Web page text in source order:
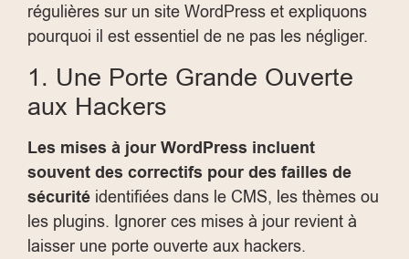
régulières sur un site WordPress et expliquons
pourquoi il est essentiel de ne pas les négliger.
1. Une Porte Grande Ouverte
aux Hackers
Les mises à jour WordPress incluent
souvent des correctifs pour des failles de
sécurité identifiées dans le CMS, les thèmes ou
les plugins. Ignorer ces mises à jour revient à
laisser une porte ouverte aux hackers.